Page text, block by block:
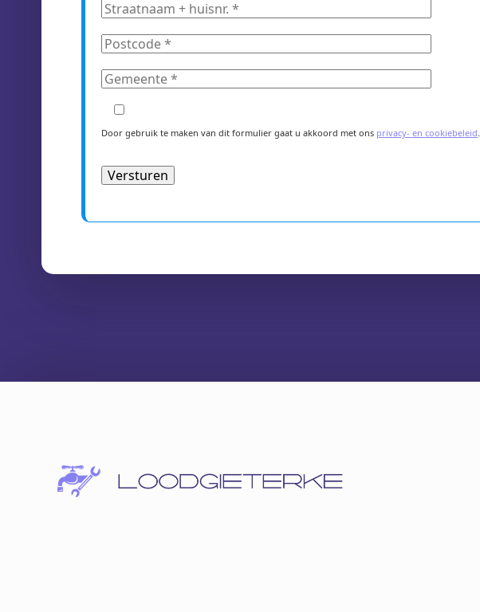
Door gebruik te maken van dit formulier gaat u akkoord met ons privacy- en cookiebeleid.